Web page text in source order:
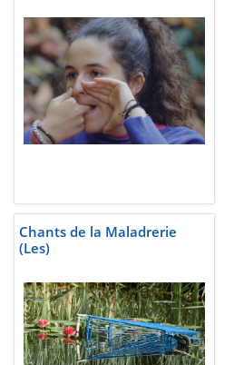
Chants de la Maladrerie
(Les)